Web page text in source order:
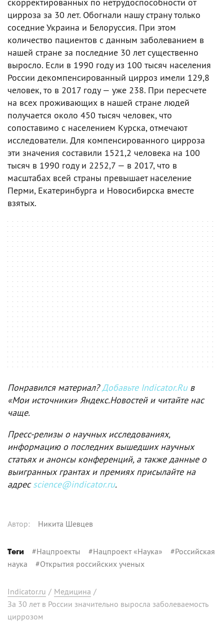
цирроза за 30 лет. Обогнали нашу страну только
соседние Украина и Белоруссия. При этом
количество пациентов с данным заболеванием в
нашей стране за последние 30 лет существенно
выросло. Если в 1990 году из 100 тысяч населения
России декомпенсированный цирроз имели 129,8
человек, то в 2017 году — уже 238. При пересчете
на всех проживающих в нашей стране людей
получается около 450 тысяч человек, что
сопоставимо с населением Курска, отмечают
исследователи. Для компенсированного цирроза
эти значения составили 1521,2 человека на 100
тысяч в 1990 году и 2252,7 — в 2017, что в
масштабах всей страны превышает население
Перми, Екатеринбурга и Новосибирска вместе
взятых.
Понравился материал?Добавьте Indicator.Ruв
«Мои источники» Яндекс.Новостей и читайте нас
чаще.
Пресс-релизы о научных исследованиях,
информацию о последних вышедших научных
статьях и анонсы конференций, а также данные о
выигранных грантах и премиях присылайте на
адресscience@indicator.ru.
Автор: Никита Шевцев
Теги #Нацпроекты #Нацпроект «Наука» #Российская
наука #Открытия российских ученых
Indicator.ru / Медицина /
За 30 лет в России значительно выросла заболеваемость
циррозом